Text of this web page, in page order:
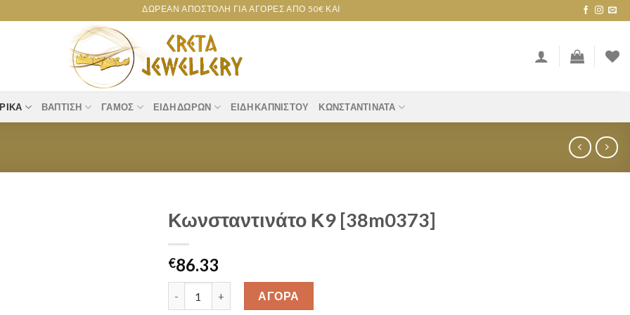
ΔΩΡΕΆΝ ΑΠΟΣΤΟΛΉ ΓΙΑ ΑΓΟΡΈΣ ΑΠΌ 50€ ΚΑΙ ΠΆΝΩ!
ΒΆΠΤΙΣΗ ΓΆΜΟΣ ΕΊΔΗ ΔΏΡΩΝ ΕΊΔΗ ΚΑΠΝΙΣΤΟΎ ΚΩΝΣΤΑΝΤΙΝΆΤΑ
Κωνσταντινάτο Κ9 [38m0373]
€86.33
Κωνσταντινάτο Κ9 [38m0373] quantity
ΑΓΟΡΑ